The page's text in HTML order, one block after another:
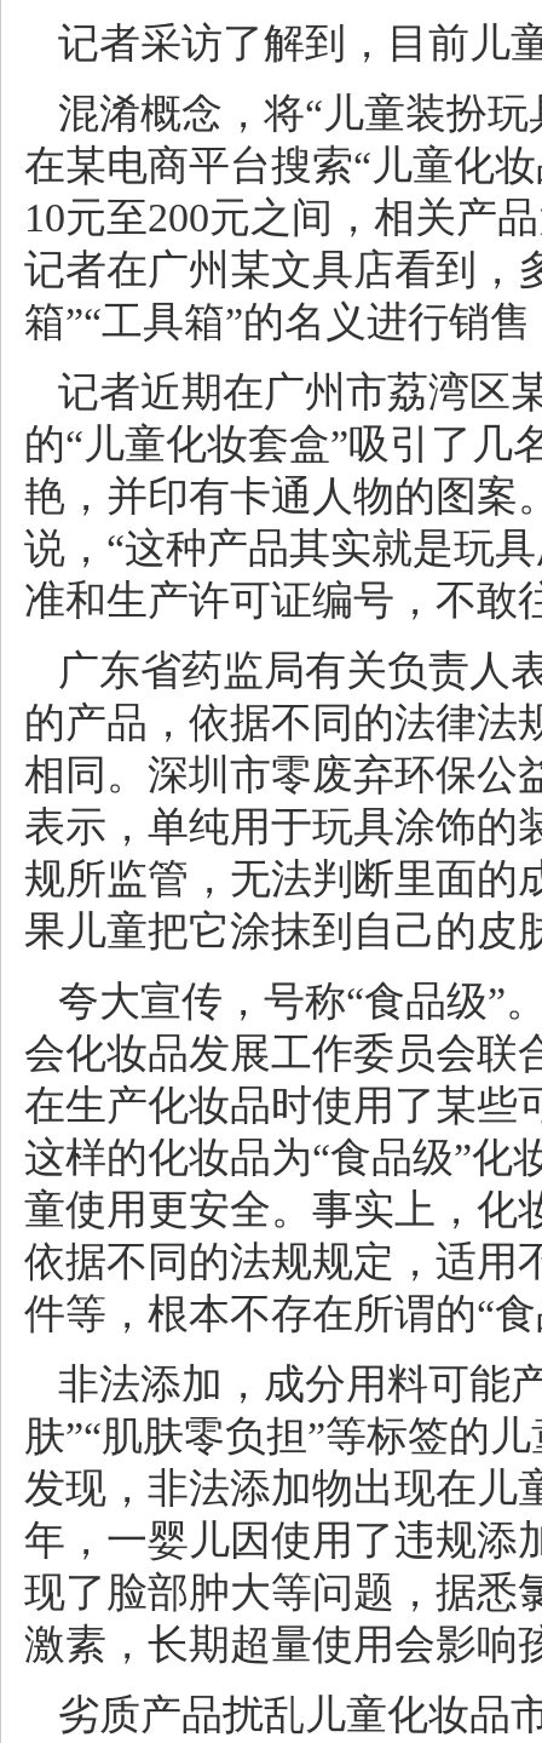
记者采访了解到，目前儿
混淆概念，将“儿童装扮
在某电商平台搜索“儿童化
10元至200元之间，相关产
记者在广州某文具店看到，
箱”“工具箱”的名义进行销
记者近期在广州市荔湾区
的“儿童化妆套盒”吸引了几
艳，并印有卡通人物的图案
说，“这种产品其实就是玩
准和生产许可证编号，不敢
广东省药监局有关负责人
的产品，依据不同的法律法
相同。深圳市零废弃环保公
表示，单纯用于玩具涂饰的
规所监管，无法判断里面的
果儿童把它涂抹到自己的皮
夸大宣传，号称“食品级”
会化妆品发展工作委员会联
在生产化妆品时使用了某些
这样的化妆品为“食品级”化
童使用更安全。事实上，化
依据不同的法规规定，适用
件等，根本不存在所谓的“
非法添加，成分用料可能
肤”“肌肤零负担”等标签的
发现，非法添加物出现在儿
年，一婴儿因使用了违规添
现了脸部肿大等问题，据悉
激素，长期超量使用会影响
劣质产品扰乱儿童化妆品